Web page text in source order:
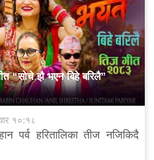
“सोचे झै भएन बिहे बरिलै”
१०:१८
पर्व हरितालिका तीज नजिकिदै